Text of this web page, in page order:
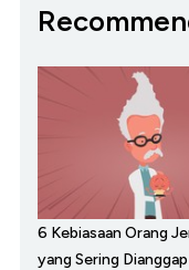
6 Kebiasaan Orang
yang Sering